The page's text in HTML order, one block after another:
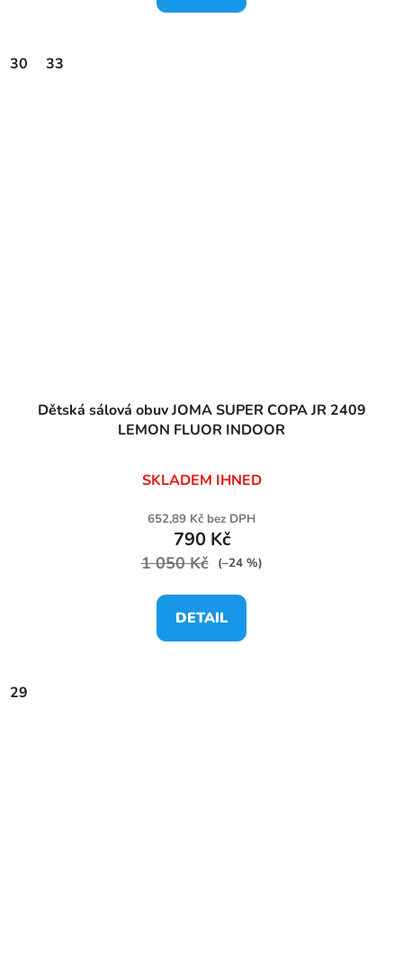
30 33
Dětská sálová obuv JOMA SUPER COPA JR 2409
LEMON FLUOR INDOOR
SKLADEM IHNED
652,89 Kč bez DPH
790 Kč
1 050 Kč (–24 %)
DETAIL
29